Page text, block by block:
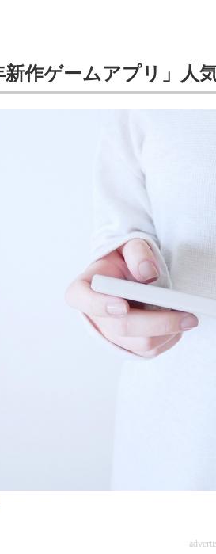
新作ゲームアプリ」人